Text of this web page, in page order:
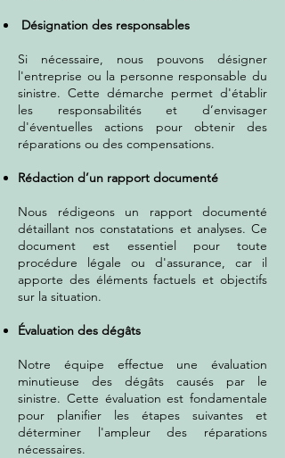
Désignation des responsables
Si nécessaire, nous pouvons désigner
l'entreprise ou la personne responsable du
sinistre. Cette démarche permet d'établir
les responsabilités et d’envisager
d'éventuelles actions pour obtenir des
réparations ou des compensations.
Rédaction d’un rapport documenté
Nous rédigeons un rapport documenté
détaillant nos constatations et analyses. Ce
document est essentiel pour toute
procédure légale ou d'assurance, car il
apporte des éléments factuels et objectifs
sur la situation.
Évaluation des dégâts
Notre équipe effectue une évaluation
minutieuse des dégâts causés par le
sinistre. Cette évaluation est fondamentale
pour planifier les étapes suivantes et
déterminer l'ampleur des réparations
nécessaires.